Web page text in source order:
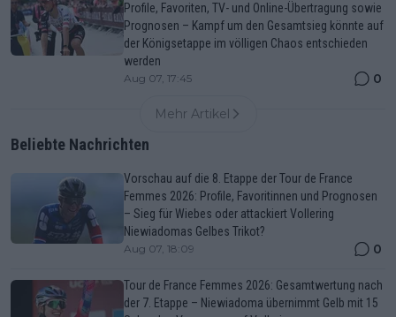
Profile, Favoriten, TV- und Online-Übertragung sowie
Prognosen – Kampf um den Gesamtsieg könnte auf
der Königsetappe im völligen Chaos entschieden
werden
Aug 07, 17:45 0
Mehr Artikel
Beliebte Nachrichten
Vorschau auf die 8. Etappe der Tour de France
Femmes 2026: Profile, Favoritinnen und Prognosen
– Sieg für Wiebes oder attackiert Vollering
Niewiadomas Gelbes Trikot?
Aug 07, 18:09 0
Tour de France Femmes 2026: Gesamtwertung nach
der 7. Etappe – Niewiadoma übernimmt Gelb mit 15